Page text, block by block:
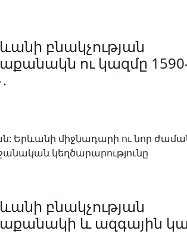
բնակչության
ու կազմը
Երևանի միջնադարի ու նոր
կեղծարարությունը
բնակչության
և ազգային